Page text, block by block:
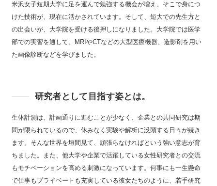
米沢女子短期大学に足を運んで勉強する機会が増え、そこで身につ
けた技術が、現在に活かされています。そして、短大での先生方と
の出会いが、大学院を受ける後押しになりました。大学院では医学
部での実習を通して、MRIやCTなどの大型医療機器、造影剤を用い
た画像診断などを学びました。
研究者として目指す姿とは。
生体計測は、計画通りに進むことが少なく、企業との共同研究は期
間が限られているので、休みなく実験や解析に没頭する日々が続き
ます。そんな世界を垣間見て、頑張らなければという強い意志が育
ちました。また、他大学や企業で活躍している女性研究者との交流
もモチベーションを高める刺激になっています。何事にも一生懸命
で仕事もプライベートも充実している彼女たちのように、若手研究